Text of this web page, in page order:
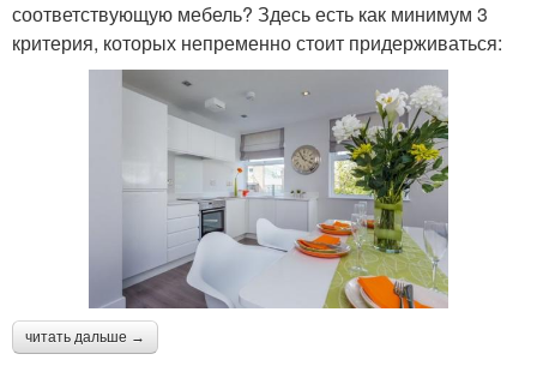
соответствующую мебель? Здесь есть как минимум 3
критерия, которых непременно стоит придерживаться:
читать дальше →